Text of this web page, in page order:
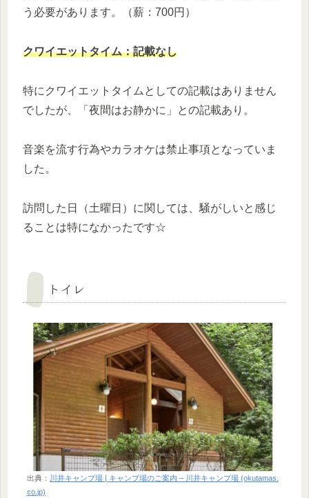
う必要があります。（薪：700円）
クワイエットタイム：記載なし
特にクワイエットタイムとしての記載はありません
でしたが、「夜間はお静かに」との記載あり。
音楽を流す行為やカラオケは禁止事項となっていま
した。
訪問した日（土曜日）に関しては、騒がしいと感じ
ることは特になかったです☆
トイレ
出典：
川井キャンプ場 | キャンプ場のご案内 – 川井キャンプ場 (okutamas.
co.jp)